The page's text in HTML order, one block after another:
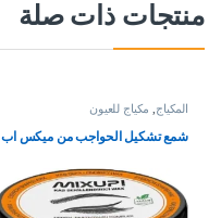
منتجات ذات صلة
المكياج مكياج للعيون
شمع تشكيل الحواجب من ميكس اب